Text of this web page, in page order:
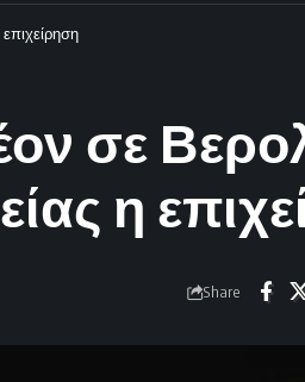
σε
η
Share